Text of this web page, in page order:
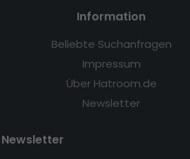
Information
Beliebte Suchanfragen
Impressum
Über Hatroom.de
Newsletter
Newsletter